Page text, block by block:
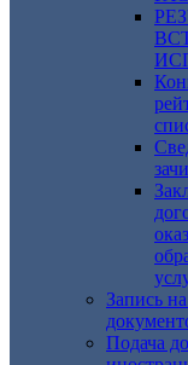
Запись
Подача